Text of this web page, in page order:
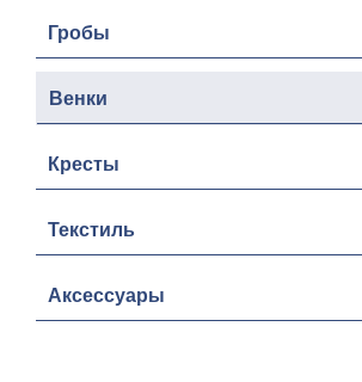
Гробы
Венки
Кресты
Текстиль
Аксессуары